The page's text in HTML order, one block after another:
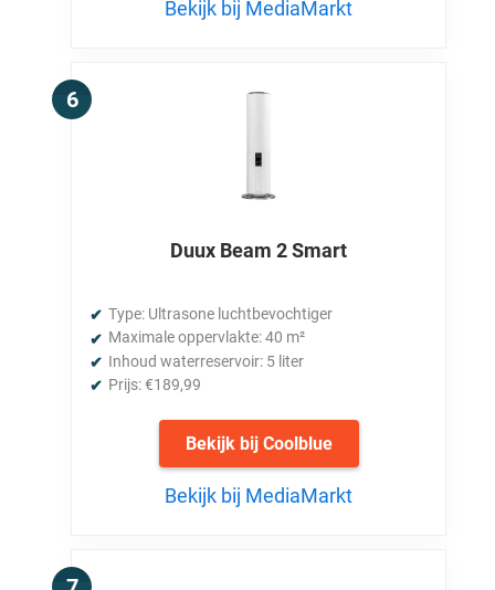
Bekijk bij MediaMarkt
Duux Beam 2 Smart
Type: Ultrasone luchtbevochtiger
Maximale oppervlakte: 40 m²
Inhoud waterreservoir: 5 liter
Prijs: €189,99
Bekijk bij Coolblue
Bekijk bij MediaMarkt